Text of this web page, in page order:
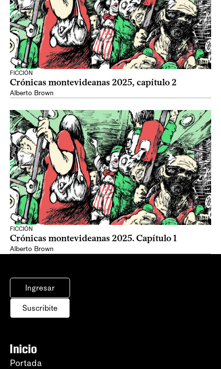
FICCIÓN
Crónicas montevideanas 2025, capítulo 2
Alberto Brown
FICCIÓN
Crónicas montevideanas 2025. Capítulo 1
Alberto Brown
Ingresar
Suscribite
Inicio
Portada